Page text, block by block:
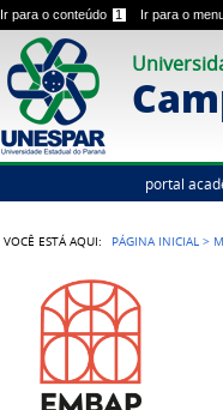
Ir para o conteúdo 1 Ir para o
portal
VOCÊ ESTÁ AQUI: PÁGINA INICIAL >